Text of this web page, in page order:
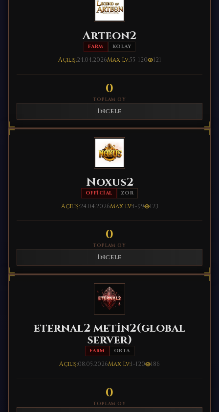
Arteon2
FARM KOLAY
Açılış:24.04.2026Max Lv:55-120 121
0
TOPLAM OY
İNCELE
Noxus2
OFFICIAL ZOR
Açılış:24.04.2026Max Lv:1-99 123
0
TOPLAM OY
İNCELE
eternal2 metin2(global
server)
FARM ORTA
Açılış:08.05.2026Max Lv:1-120 186
0
TOPLAM OY